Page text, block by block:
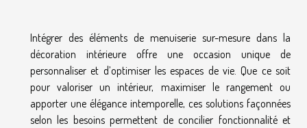
Intégrer des éléments de menuiserie sur-mesure dans la
décoration intérieure offre une occasion unique de
personnaliser et d’optimiser les espaces de vie. Que ce soit
pour valoriser un intérieur, maximiser le rangement ou
apporter une élégance intemporelle, ces solutions façonnées
selon les besoins permettent de concilier fonctionnalité et